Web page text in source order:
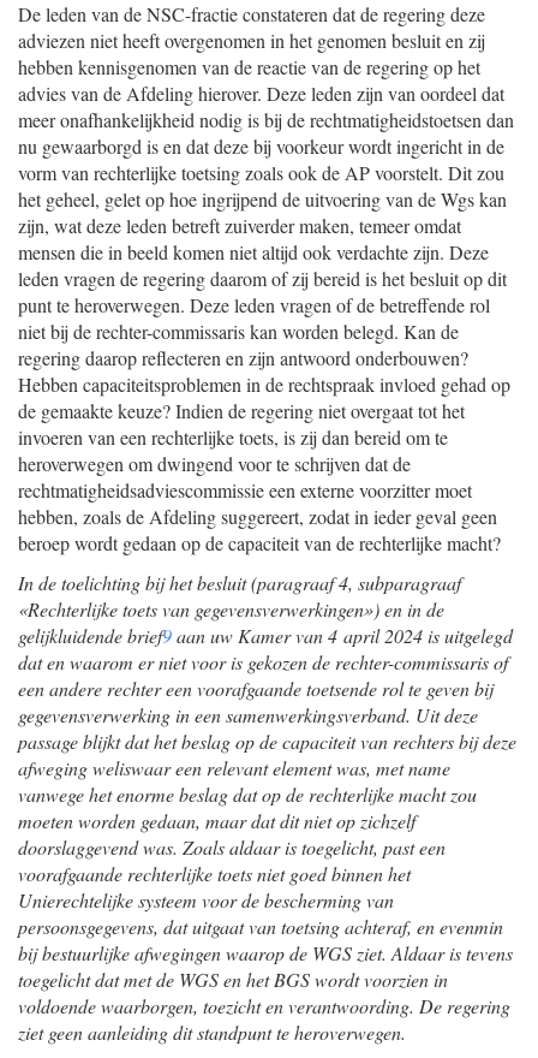
De leden van de NSC-fractie constateren dat de regering deze
adviezen niet heeft overgenomen in het genomen besluit en zij
hebben kennisgenomen van de reactie van de regering op het
advies van de Afdeling hierover. Deze leden zijn van oordeel dat
meer onafhankelijkheid nodig is bij de rechtmatigheidstoetsen dan
nu gewaarborgd is en dat deze bij voorkeur wordt ingericht in de
vorm van rechterlijke toetsing zoals ook de AP voorstelt. Dit zou
het geheel, gelet op hoe ingrijpend de uitvoering van de Wgs kan
zijn, wat deze leden betreft zuiverder maken, temeer omdat
mensen die in beeld komen niet altijd ook verdachte zijn. Deze
leden vragen de regering daarom of zij bereid is het besluit op dit
punt te heroverwegen. Deze leden vragen of de betreffende rol
niet bij de rechter-commissaris kan worden belegd. Kan de
regering daarop reflecteren en zijn antwoord onderbouwen?
Hebben capaciteitsproblemen in de rechtspraak invloed gehad op
de gemaakte keuze? Indien de regering niet overgaat tot het
invoeren van een rechterlijke toets, is zij dan bereid om te
heroverwegen om dwingend voor te schrijven dat de
rechtmatigheidsadviescommissie een externe voorzitter moet
hebben, zoals de Afdeling suggereert, zodat in ieder geval geen
beroep wordt gedaan op de capaciteit van de rechterlijke macht?
In de toelichting bij het besluit (paragraaf 4, subparagraaf
«Rechterlijke toets van gegevensverwerkingen») en in de
gelijkluidende brief9aan uw Kamer van 4 april 2024 is uitgelegd
dat en waarom er niet voor is gekozen de rechter-commissaris of
een andere rechter een voorafgaande toetsende rol te geven bij
gegevensverwerking in een samenwerkingsverband. Uit deze
passage blijkt dat het beslag op de capaciteit van rechters bij deze
afweging weliswaar een relevant element was, met name
vanwege het enorme beslag dat op de rechterlijke macht zou
moeten worden gedaan, maar dat dit niet op zichzelf
doorslaggevend was. Zoals aldaar is toegelicht, past een
voorafgaande rechterlijke toets niet goed binnen het
Unierechtelijke systeem voor de bescherming van
persoonsgegevens, dat uitgaat van toetsing achteraf, en evenmin
bij bestuurlijke afwegingen waarop de WGS ziet. Aldaar is tevens
toegelicht dat met de WGS en het BGS wordt voorzien in
voldoende waarborgen, toezicht en verantwoording. De regering
ziet geen aanleiding dit standpunt te heroverwegen.